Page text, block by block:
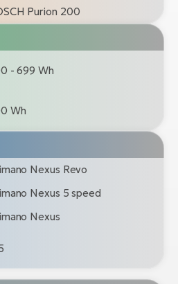
Purion 200
- 699 Wh
Wh
Nexus Revo
Nexus 5 speed
Nexus